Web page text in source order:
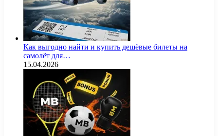
Как выгодно найти и купить дешёвые билеты на
самолёт для…
15.04.2026